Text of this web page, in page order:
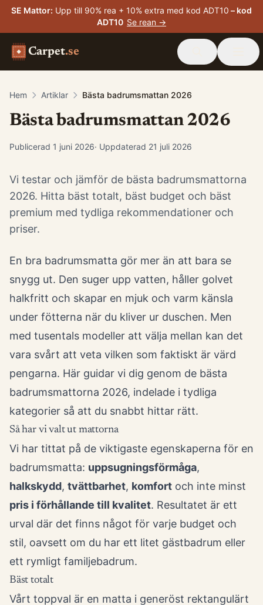
SE Mattor: Upp till 90% rea + 10% extra med kod ADT10 – kod
ADT10 Se rean →
Carpet.se
Hem Artiklar Bästa badrumsmattan 2026
Bästa badrumsmattan 2026
Publicerad 1 juni 2026· Uppdaterad 21 juli 2026
Vi testar och jämför de bästa badrumsmattorna
2026. Hitta bäst totalt, bäst budget och bäst
premium med tydliga rekommendationer och
priser.
En bra badrumsmatta gör mer än att bara se
snygg ut. Den suger upp vatten, håller golvet
halkfritt och skapar en mjuk och varm känsla
under fötterna när du kliver ur duschen. Men
med tusentals modeller att välja mellan kan det
vara svårt att veta vilken som faktiskt är värd
pengarna. Här guidar vi dig genom de bästa
badrumsmattorna 2026, indelade i tydliga
kategorier så att du snabbt hittar rätt.
Så har vi valt ut mattorna
Vi har tittat på de viktigaste egenskaperna för en
badrumsmatta: uppsugningsförmåga,
halkskydd, tvättbarhet, komfort och inte minst
pris i förhållande till kvalitet. Resultatet är ett
urval där det finns något för varje budget och
stil, oavsett om du har ett litet gästbadrum eller
ett rymligt familjebadrum.
Bäst totalt
Vårt toppval är en matta i generöst rektangulärt